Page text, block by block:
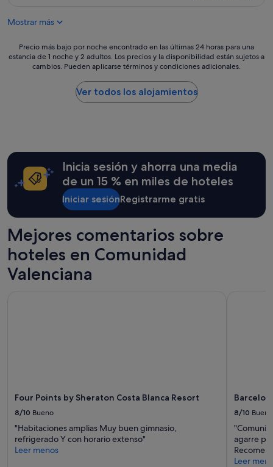
f
t
Mostrar más
Precio
más
para
estancia
de
y
Los
precios
y
la
disponibilidad
Precio más bajo por noche encontrado en las últimas 24 horas para una
estancia de 1 noche y 2 adultos. Los precios y la disponibilidad están sujetos a
cambios. Pueden aplicarse términos y condiciones adicionales.
Ver todos los alojamientos
Inicia sesión y ahorra una media
de un 15 % en miles de hoteles
Iniciar sesiónRegistrarme gratis
Mejores comentarios sobre
hoteles en Comunidad
Valenciana
Four Points by Sheraton Costa Blanca Resort
8/10 Bueno
"Habitaciones amplias Muy buen gimnasio,
refrigerado Y con horario extenso"
Leer menos
Barcelo
8/10 Bueno
agarre
Leer